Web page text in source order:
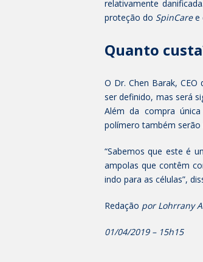
relativamente
proteção do SpinCaree
Quanto
O Dr. Chen Barak,
ser definido, mas será
Além da compra
polímero também serão
“Sabemos que este é
ampolas que contêm
indo para as células”,
Redação por Lohrrany
01/04/2019 – 15h15